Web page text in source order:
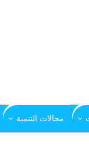
مجالات التنمية